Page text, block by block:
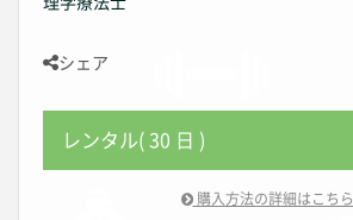
シェア
レンタル( 30 日 )
購入方法の詳細はこちら